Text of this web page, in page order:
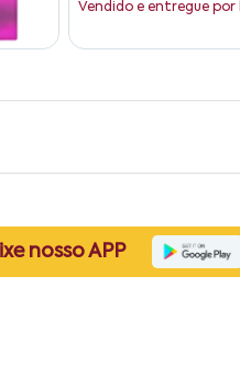
Vendido e entregue por
nosso APP